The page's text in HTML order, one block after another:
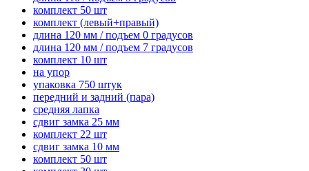
комплект 50 шт
комплект (левый+правый)
длина 120 мм / подъем 0 градусов
длина 120 мм / подъем 7 градусов
комплект 10 шт
на упор
упаковка 750 штук
передний и задний (пара)
средняя лапка
сдвиг замка 25 мм
комплект 22 шт
сдвиг замка 10 мм
комплект 50 шт